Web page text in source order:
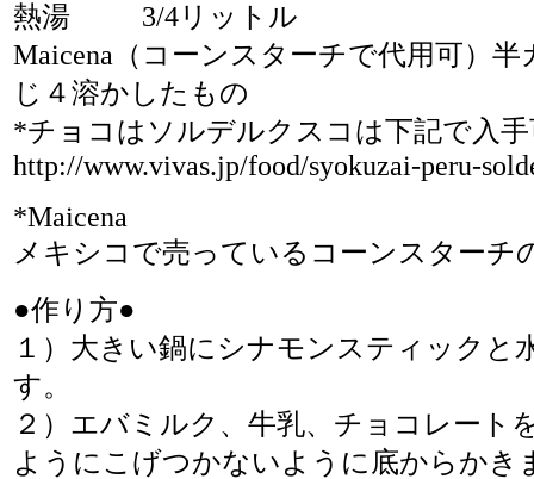
熱湯 3/4リットル
Maicena（コーンスターチで代用可）
じ４溶かしたもの
*チョコはソルデルクスコは下記で入
http://www.vivas.jp/food/syokuzai-peru-
*Maicena
メキシコで売っているコーンスターチ
●作り方●
１）大きい鍋にシナモンスティックと
す。
２）エバミルク、牛乳、チョコレート
ようにこげつかないように底からか